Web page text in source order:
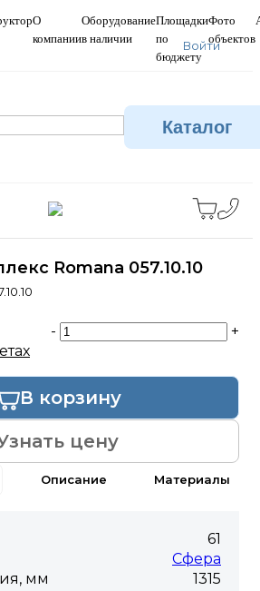
О
компании
Оборудование
в наличии
Площадки
по
бюджету
Фото
объектов
Войти
Каталог
Описание Материалы
61
Сфера
мм
1315
Romana 057.10.10
-
+
цену
В корзину